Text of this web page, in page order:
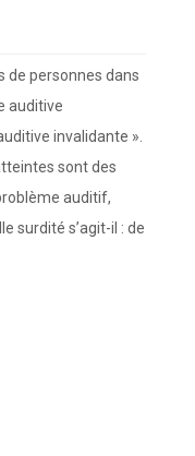
de personnes dans
auditive
invalidante ».
sont des
auditif,
surdité s’agit-il : de